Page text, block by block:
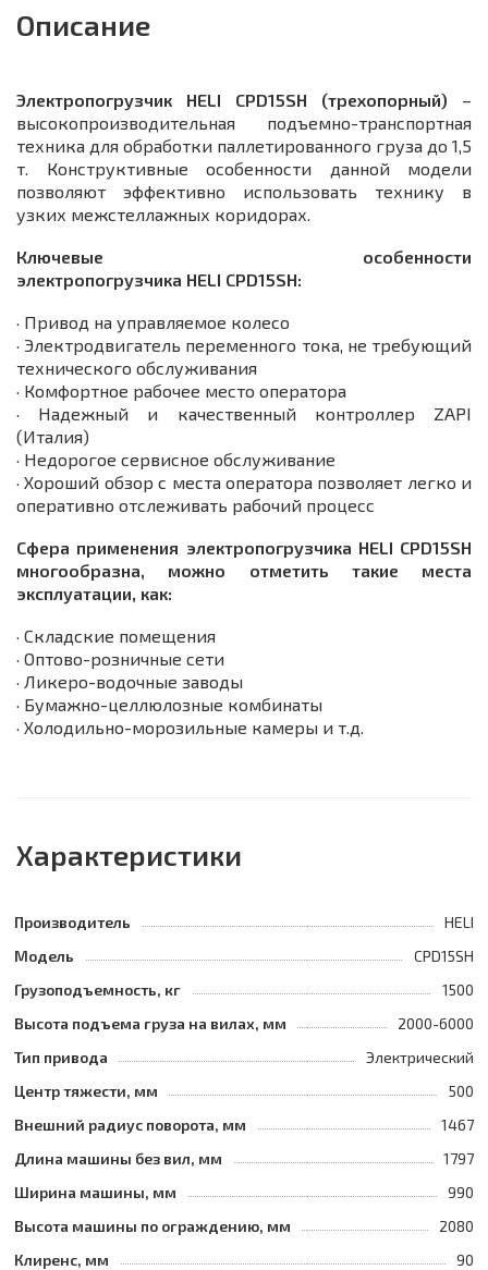
Описание
Электропогрузчик HELI CPD15SH (трехопорный) –
высокопроизводительная подъемно-транспортная
техника для обработки паллетированного груза до 1,5
т. Конструктивные особенности данной модели
позволяют эффективно использовать технику в
узких межстеллажных коридорах.
Ключевые особенности
электропогрузчика HELI CPD15SH:
· Привод на управляемое колесо
· Электродвигатель переменного тока, не требующий
технического обслуживания
· Комфортное рабочее место оператора
· Надежный и качественный контроллер ZAPI
(Италия)
· Недорогое сервисное обслуживание
· Хороший обзор с места оператора позволяет легко и
оперативно отслеживать рабочий процесс
Сфера применения электропогрузчика HELI CPD15SH
многообразна, можно отметить такие места
эксплуатации, как:
· Складские помещения
· Оптово-розничные сети
· Ликеро-водочные заводы
· Бумажно-целлюлозные комбинаты
· Холодильно-морозильные камеры и т.д.
Характеристики
Производитель
HELI
Модель
CPD15SH
Грузоподъемность, кг
1500
Высота подъема груза на вилах, мм
2000-6000
Тип привода
Электрический
Центр тяжести, мм
500
Внешний радиус поворота, мм
1467
Длина машины без вил, мм
1797
Ширина машины, мм
990
Высота машины по ограждению, мм
2080
Клиренс, мм
90